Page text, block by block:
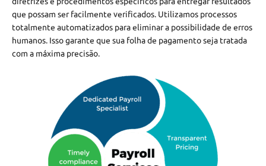
que possam ser facilmente verificados. Utilizamos processos
totalmente automatizados para eliminar a possibilidade de erros
humanos. Isso garante que sua folha de pagamento seja tratada
com a máxima precisão.